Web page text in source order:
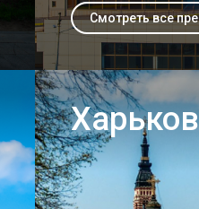
Смотреть все
Харьков